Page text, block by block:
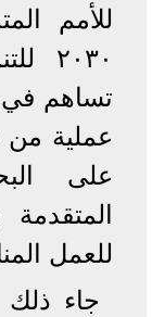
للأمم
تساهم في
عملية من
على
للعمل
جاء